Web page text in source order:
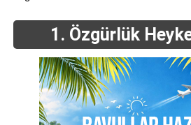
1. Özgürlük